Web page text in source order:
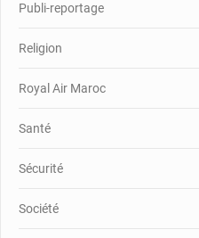
Publi-reportage
Religion
Royal Air Maroc
Santé
Sécurité
Société